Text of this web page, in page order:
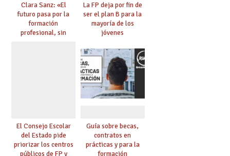
Clara Sanz: «El
futuro pasa por la
formación
profesional, sin
La FP deja por fin de
ser el plan B para la
mayoría de los
jóvenes
El Consejo Escolar
del Estado pide
priorizar los centros
públicos de FP y
Guía sobre becas,
contratos en
prácticas y para la
formación